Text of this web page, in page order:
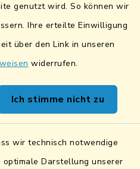
genutzt wird. So können wir
Ihre erteilte Einwilligung
über den Link in unseren
widerrufen.
Ich stimme nicht zu
wir technisch notwendige
optimale Darstellung unserer